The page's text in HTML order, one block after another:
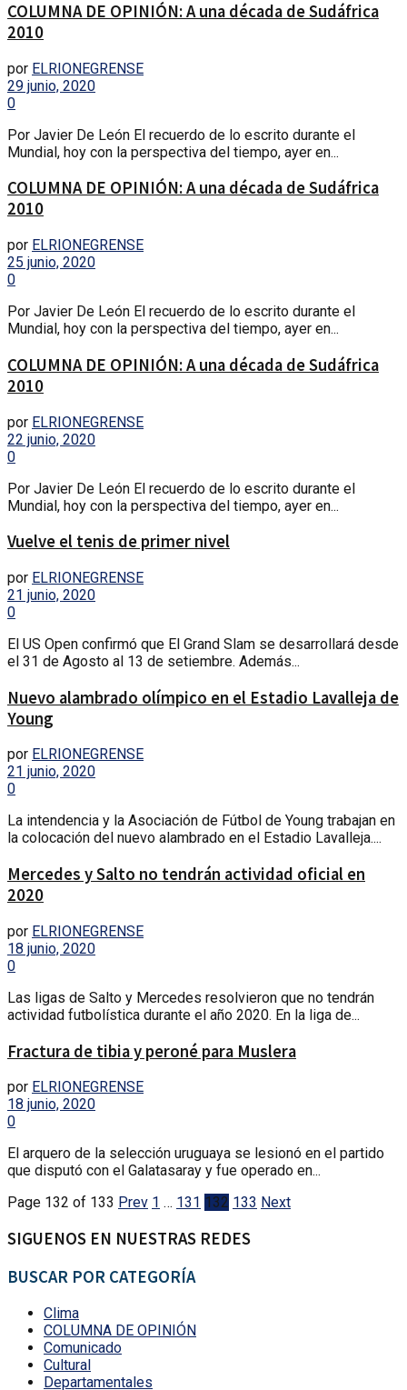
COLUMNA DE OPINIÓN: A una década de Sudáfrica
2010
por ELRIONEGRENSE
29 junio, 2020
0
Por Javier De León El recuerdo de lo escrito durante el
Mundial, hoy con la perspectiva del tiempo, ayer en...
COLUMNA DE OPINIÓN: A una década de Sudáfrica
2010
por ELRIONEGRENSE
25 junio, 2020
0
Por Javier De León El recuerdo de lo escrito durante el
Mundial, hoy con la perspectiva del tiempo, ayer en...
COLUMNA DE OPINIÓN: A una década de Sudáfrica
2010
por ELRIONEGRENSE
22 junio, 2020
0
Por Javier De León El recuerdo de lo escrito durante el
Mundial, hoy con la perspectiva del tiempo, ayer en...
Vuelve el tenis de primer nivel
por ELRIONEGRENSE
21 junio, 2020
0
El US Open confirmó que El Grand Slam se desarrollará desde
el 31 de Agosto al 13 de setiembre. Además...
Nuevo alambrado olímpico en el Estadio Lavalleja de
Young
por ELRIONEGRENSE
21 junio, 2020
0
La intendencia y la Asociación de Fútbol de Young trabajan en
la colocación del nuevo alambrado en el Estadio Lavalleja....
Mercedes y Salto no tendrán actividad oficial en
2020
por ELRIONEGRENSE
18 junio, 2020
0
Las ligas de Salto y Mercedes resolvieron que no tendrán
actividad futbolística durante el año 2020. En la liga de...
Fractura de tibia y peroné para Muslera
por ELRIONEGRENSE
18 junio, 2020
0
El arquero de la selección uruguaya se lesionó en el partido
que disputó con el Galatasaray y fue operado en...
Page 132 of 133 Prev 1 … 131 132 133 Next
SIGUENOS EN NUESTRAS REDES
BUSCAR POR CATEGORÍA
Clima
COLUMNA DE OPINIÓN
Comunicado
Cultural
Departamentales